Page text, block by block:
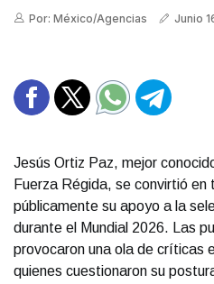
Por: México/Agencias Junio
Jesús Ortiz Paz, mejor
Fuerza Régida, se convirtió
públicamente su apoyo a la
durante el Mundial 2026. Las
provocaron una ola de críticas
quienes cuestionaron su